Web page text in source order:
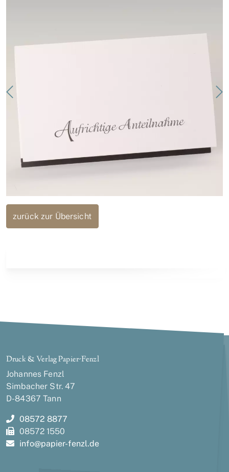
zurück zur Übersicht
Druck & Verlag Papier-Fenzl
Johannes Fenzl
Simbacher Str. 47
D-84367 Tann
08572 8877
08572 1550
info@papier-fenzl.de